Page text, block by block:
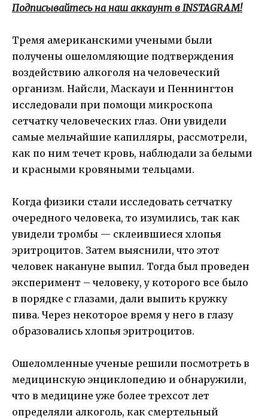
Подписывайтесь на наш аккаунт в INSTAGRAM!
Тремя американскими учеными были
получены ошеломляющие подтверждения
воздействию алкоголя на человеческий
организм. Найсли, Маскауи и Пеннингтон
исследовали при помощи микроскопа
сетчатку человеческих глаз. Они увидели
самые мельчайшие капилляры, рассмотрели,
как по ним течет кровь, наблюдали за белыми
и красными кровяными тельцами.
Когда физики стали исследовать сетчатку
очередного человека, то изумились, так как
увидели тромбы — склеившиеся хлопья
эритроцитов. Затем выяснили, что этот
человек накануне выпил. Тогда был проведен
эксперимент – человеку, у которого все было
в порядке с глазами, дали выпить кружку
пива. Через некоторое время у него в глазу
образовались хлопья эритроцитов.
Ошеломленные ученые решили посмотреть в
медицинскую энциклопедию и обнаружили,
что в медицине уже более трехсот лет
определяли алкоголь, как смертельный